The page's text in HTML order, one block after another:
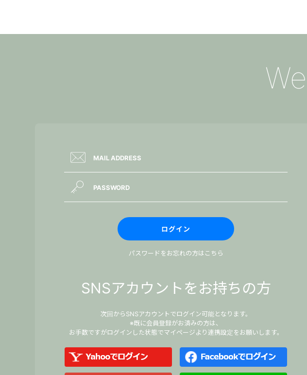
パスワードをお忘れの方はこちら
SNSアカウントをお持ちの方
次回からSNSアカウントでログイン可能となります。
※既に会員登録がお済みの方は、
お手数ですがログインした状態でマイページより連携設定をお願いします。